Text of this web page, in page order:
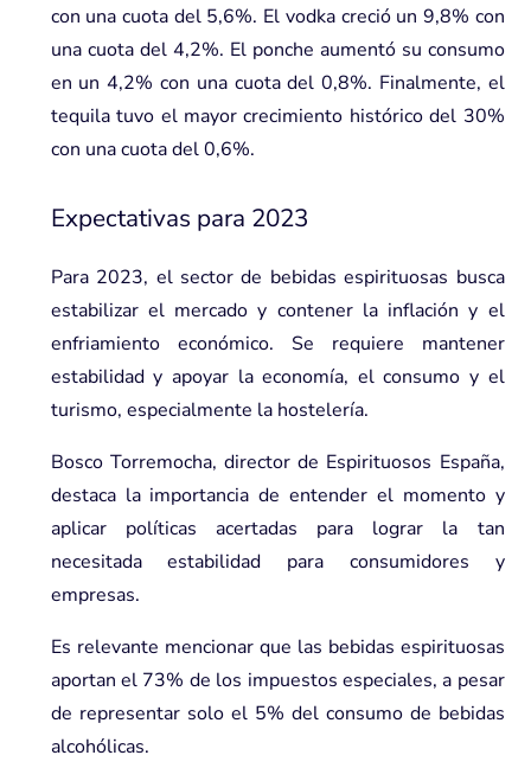
con una cuota del 5,6%. El vodka creció un 9,8% con
una cuota del 4,2%. El ponche aumentó su consumo
en un 4,2% con una cuota del 0,8%. Finalmente, el
tequila tuvo el mayor crecimiento histórico del 30%
con una cuota del 0,6%.
Expectativas para 2023
Para 2023, el sector de bebidas espirituosas busca
estabilizar el mercado y contener la inflación y el
enfriamiento económico. Se requiere mantener
estabilidad y apoyar la economía, el consumo y el
turismo, especialmente la hostelería.
Bosco Torremocha, director de Espirituosos España,
destaca la importancia de entender el momento y
aplicar políticas acertadas para lograr la tan
necesitada estabilidad para consumidores y
empresas.
Es relevante mencionar que las bebidas espirituosas
aportan el 73% de los impuestos especiales, a pesar
de representar solo el 5% del consumo de bebidas
alcohólicas.